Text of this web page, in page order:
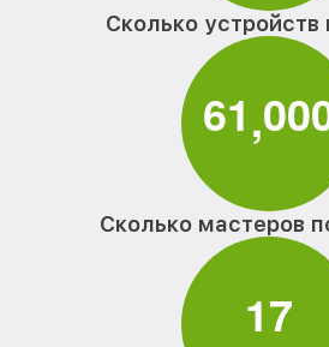
Сколько устройств
61,00
Сколько мастеров
17